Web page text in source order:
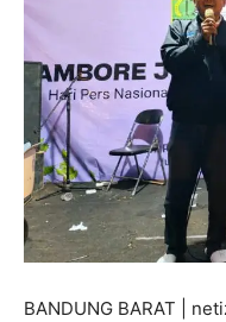
BANDUNG BARAT |